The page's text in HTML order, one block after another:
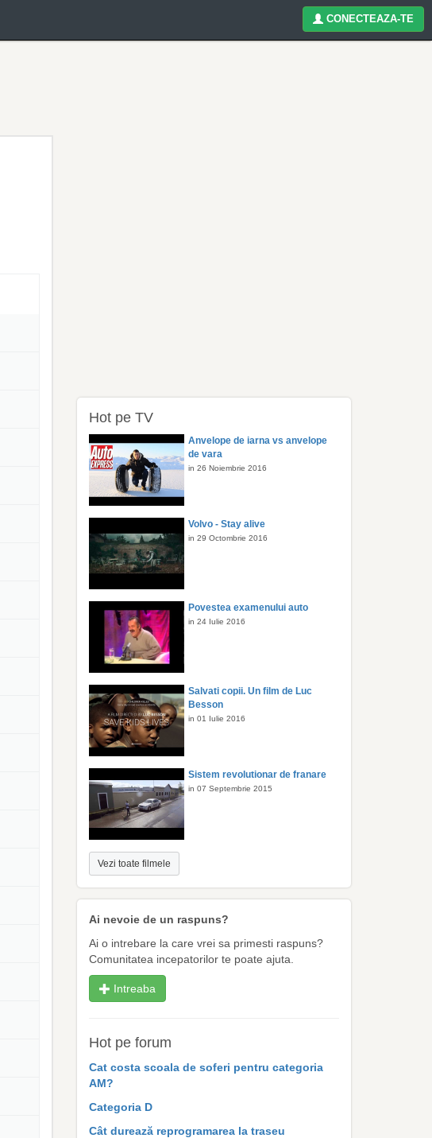
CONECTEAZA-TE
Hot pe TV
Anvelope de iarna vs anvelope
de vara
in 26 Noiembrie 2016
Volvo - Stay alive
in 29 Octombrie 2016
Povestea examenului auto
in 24 Iulie 2016
Salvati copii. Un film de Luc
Besson
in 01 Iulie 2016
Sistem revolutionar de franare
in 07 Septembrie 2015
Vezi toate filmele
Ai nevoie de un raspuns?
Ai o intrebare la care vrei sa primesti raspuns?
Comunitatea incepatorilor te poate ajuta.
Intreaba
Hot pe forum
Cat costa scoala de soferi pentru categoria
AM?
Categoria D
Cât durează reprogramarea la traseu